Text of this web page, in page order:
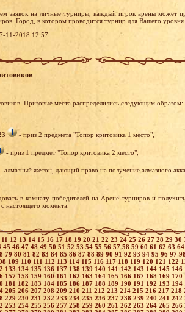
заявок на личные турниры, каждый игрок арены может
Город, в котором проводится турнир для Вашего
11-2018 12:57
Призовые места распределились следующим образом:
- приз 2 предмета "Топор критовика 1 место",
- приз 1 предмет "Топор критовика 2 место",
- алмазный жетон, дающий право на получение алмазного
в комнату победителей на Арене турниров и
настоящего момента.
11 12 13 14 15 16 17 18 19 20 21 22 23 24 25 26 27 28 29 30
45 46 47 48 49 50 51 52 53 54 55 56 5758 59 60 61 62 63 64
79 80 81 82 83 84 85 86 87 88 89 90 91 92 93 94 95 96 97 98
109 110 111 112 113 114 115 116 117 118 119 120 121 122
133 134 135 136 137 138 139 140 141 142 143 144 145 146
157158 159 160 161 162 163 164 165 166 167 168 169 170
181 182 183 184 185 186 187 188 189 190 191 192 193 194
205 206 207 208 209 210 211 212 213 214 215 216 217 218
229 230 231 232 233 234 235 236 237 238 239 240 241 242
253 254 255 256 257 258 259 260 261 262 263 264 265 266